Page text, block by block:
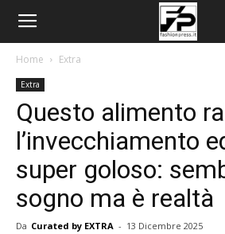
Home Extra
Extra
Questo alimento
l’invecchiamento
super goloso:
sogno ma è realtà
Da Curated by EXTRA - 13 Dicembre 2025